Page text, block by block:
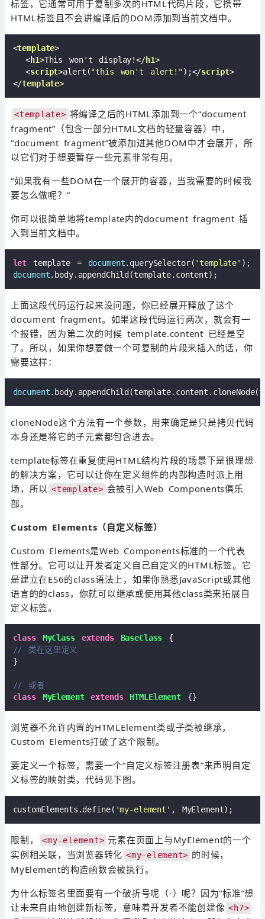
标签，它通常可用于复制多次的HTML代码片段，它携带
HTML标签且不会讲编译后的DOM添加到当前文档中。
<template>
<h1>This won't display!</h1>
<script>alert("this won't alert!");</script>
</template>
<template> 将编译之后的HTML添加到一个“document
fragment”（包含一部分HTML文档的轻量容器）中，
“document fragment”被添加进其他DOM中才会展开，所
以它们对于想要暂存一些元素非常有用。
“如果我有一些DOM在一个展开的容器，当我需要的时候我
要怎么做呢？”
你可以很简单地将template内的document fragment 插
入到当前文档中。
let template = document.querySelector( 'template'
document
上面这段代码运行起来没问题，你已经展开释放了这个
document fragment。如果这段代码运行两次，就会有一
个报错，因为第二次的时候 template.content 已经是空
了。所以，如果你想要做一个可复制的片段来插入的话，你
需要这样：
document.body.appendChild(template.content.cloneNode(
cloneNode这个方法有一个参数，用来确定是只是拷贝代码
本身还是将它的子元素都包含进去。
template标签在重复使用HTML结构片段的场景下是很理想
的解决方案，它可以让你在定义组件的内部构造时派上用
场，所以 <template> 会被引入Web Components俱乐
部。
Custom Elements（自定义标签）
Custom Elements是Web Components标准的一个代表
性部分。它可以让开发者定义自己自定义的HTML标签。它
是建立在ES6的class语法上，如果你熟悉JavaScript或其他
语言的的class，你就可以继承或使用其他class类来拓展自
定义标签。
class MyClass extends BaseClass
// 类在这里定义
}
// 或者
class
MyElement extends HTMLElement
浏览器不允许内置的HTMLElement类或子类被继承，
Custom Elements打破了这个限制。
要定义一个标签，需要一个“自定义标签注册表”来声明自定
义标签的映射类，代码见下图。
customElements.define( 'my-element'
限制， <my-element> 元素在页面上与MyElement的一个
实例相关联，当浏览器转化 <my-element> 的时候，
MyElement的构造函数会被执行。
为什么标签名里面要有一个破折号呢（-）呢？因为“标准”想
让未来自由地创建新标签，意味着开发者不能创建像 <h7>